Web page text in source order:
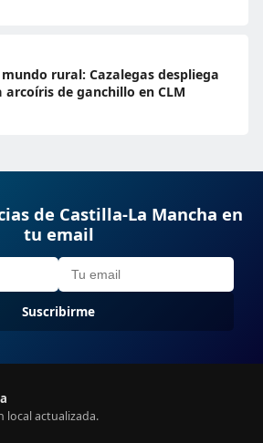
rural: Cazalegas despliega
de ganchillo en CLM
de Castilla-La Mancha en
tu email
Suscribirme
local actualizada.